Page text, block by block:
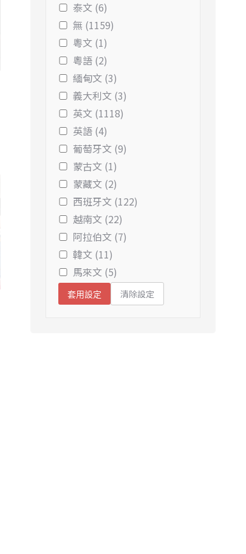
泰文 (6)
無 (1159)
粵文 (1)
粵語 (2)
緬甸文 (3)
義大利文 (3)
英文 (1118)
英語 (4)
葡萄牙文 (9)
蒙古文 (1)
蒙藏文 (2)
西班牙文 (122)
越南文 (22)
阿拉伯文 (7)
韓文 (11)
馬來文 (5)
套用設定 清除設定